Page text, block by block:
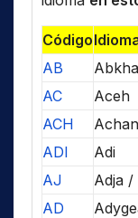
Código
AB
AC
Aceh
ACH
ADI
Adi
AJ
Adja /
AD